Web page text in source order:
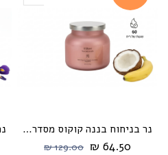
נר בניחוח בננה קוקוס מסדרת cream מבית HIKARI
64.50 ₪
129.00 ₪